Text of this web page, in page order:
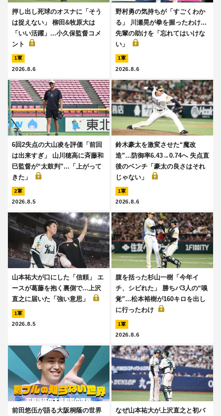
押し出し死球のオスナに「そう
は捉えない」 柳田&牧原大は
「いい活躍」...小久保監督コメ
ント
1軍
2026.8.6
野村勇の気持ちが「すごくわか
る」 川瀬晃が拳を握ったわけ...
先輩の助けを「忘れてはいけな
い」
1軍
2026.8.6
6回2失点の大山凌を評価「前回
は出来すぎ」 山川穂高に斉藤和
巳監督が“太鼓判”...「上がって
きた」
2軍
2026.8.5
鈴木豪太を激変させた“魔改
造”...防御率6.43→0.74へ 失点直
後のベンチ「豪太の良さはそれ
じゃない」
1軍
2026.8.6
山本祐大が口にした「信頼」 エ
ースが葛藤を抱く裏側で...上沢
直之に届いた「強い意思」
1軍
2026.8.5
腹を括った杉山一樹「今年イ
チ、シビれた」 勝ちパ3人の“嗅
覚”...松本裕樹が160キロを出し
に行ったわけ
1軍
2026.8.6
前田悠伍が語る大阪桐蔭の世界 なぜ山本祐大が上沢直之と初バ